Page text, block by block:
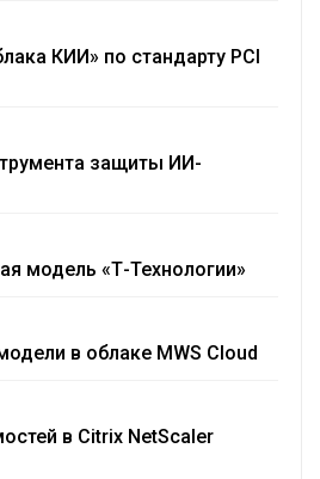
КИИ» по стандарту PCI
защиты ИИ-
модель «Т-Технологии»
в облаке MWS Cloud
в Citrix NetScaler